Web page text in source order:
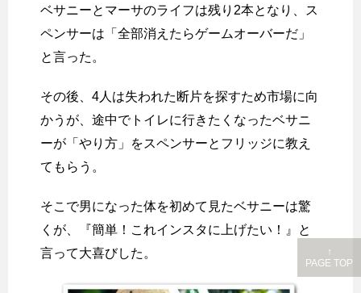
ベサニーとマーサのライフは残り2本となり、ス
ペンサーは「全部消えたらゲームオーバーだ」
と言った。
その後、4人は失われた断片を探すため市場に向
かうが、途中でトイレに行きたくなったベサニ
ーが「やり方」をスペンサーとフリッジに教え
てもらう。
そこで男になった体を初めて見たベサニーは驚
くが、『簡単！これインスタに上げたい！』と
言って大喜びした。
↑
PAGE TOP